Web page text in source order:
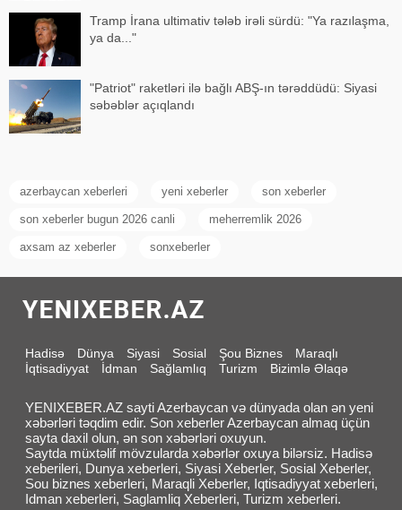
Tramp İrana ultimativ tələb irəli sürdü: "Ya razılaşma,
ya da..."
"Patriot" raketləri ilə bağlı ABŞ-ın tərəddüdü: Siyasi
səbəblər açıqlandı
azerbaycan xeberleri yeni xeberler son xeberler
son xeberler bugun 2026 canli meherremlik 2026
axsam az xeberler sonxeberler
Hadisə Dünya Siyasi Sosial Şou Biznes
Maraqlı
İqtisadiyyat
İdman Sağlamlıq Turizm Bizimlə Əlaqə
YENIXEBER.AZ sayti Azerbaycan və dünyada olan ən yeni
xəbərləri təqdim edir. Son xeberler Azerbaycan almaq üçün
sayta daxil olun, ən son xəbərləri oxuyun.
Saytda müxtəlif mövzularda xəbərlər oxuya bilərsiz. Hadisə
xeberileri, Dunya xeberleri, Siyasi Xeberler, Sosial Xeberler,
Sou biznes xeberleri, Maraqli Xeberler, Iqtisadiyyat xeberleri,
Idman xeberleri, Saglamliq Xeberleri, Turizm xeberleri.